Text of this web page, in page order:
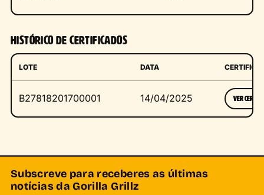
HISTÓRICO DE CERTIFICADOS
LOTE DATA
B27818201700001 14/04/2025 VER
Subscreve para receberes as últimas
notícias da Gorilla Grillz